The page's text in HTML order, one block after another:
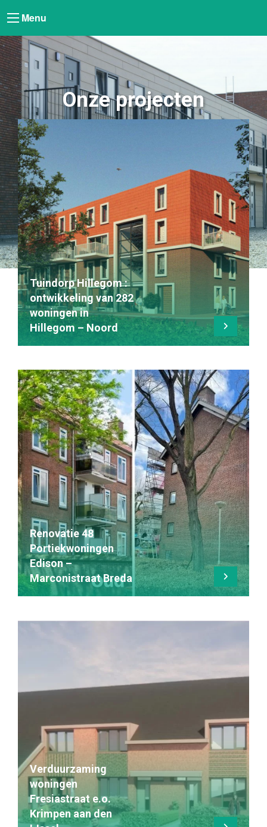
Menu
Onze projecten
Tuindorp Hillegom :
ontwikkeling van 282
woningen in
Hillegom – Noord
Renovatie 48
Portiekwoningen
Edison –
Marconistraat Breda
Verduurzaming
woningen
Fresiastraat e.o.
Krimpen aan den